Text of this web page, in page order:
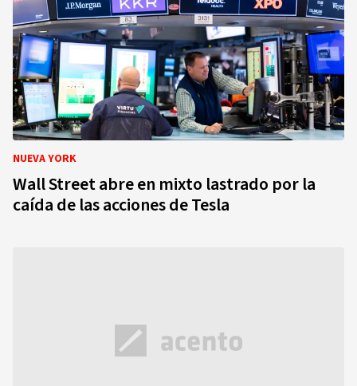
NUEVA YORK
Wall Street abre en mixto lastrado por la
caída de las acciones de Tesla